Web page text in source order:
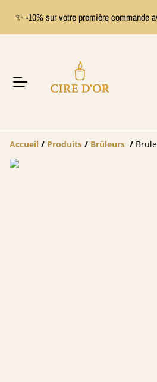
✨ -10% sur votre première commande
Accueil / Produits / Brûleurs /